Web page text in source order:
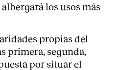
los usos más
propias del
primera, segunda,
por situar el